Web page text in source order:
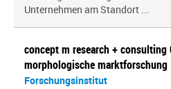
Unternehmen am Standort ...
concept m research + consulting
morphologische marktforschung
Forschungsinstitut